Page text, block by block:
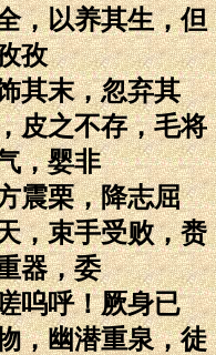
，以养其生，但
孜
其末，忽弃其
皮之不存，毛将
，婴非
震栗，降志屈
，束手受败，赉
器，委
呜呼！厥身已
，幽潜重泉，徒